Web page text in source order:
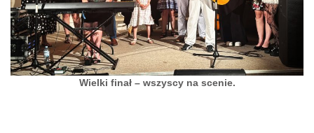
Wielki finał – wszyscy na scenie.